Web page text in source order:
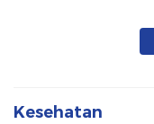
Kesehatan